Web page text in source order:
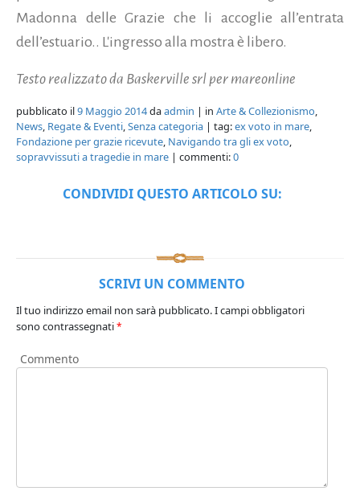
Madonna delle Grazie che li accoglie all’entrata
dell’estuario.. L'ingresso alla mostra è libero.
Testo realizzato da Baskerville srl per mareonline
pubblicato il9 Maggio 2014daadmin | in Arte & Collezionismo,
News, Regate & Eventi,Senza categoria | tag:ex voto in mare,
Fondazione per grazie ricevute, Navigando tra gli ex voto,
sopravvissuti a tragedie in mare | commenti:0
CONDIVIDI QUESTO ARTICOLO SU:
SCRIVI UN COMMENTO
Il tuo indirizzo email non sarà pubblicato.I campi obbligatori
sono contrassegnati*
Commento